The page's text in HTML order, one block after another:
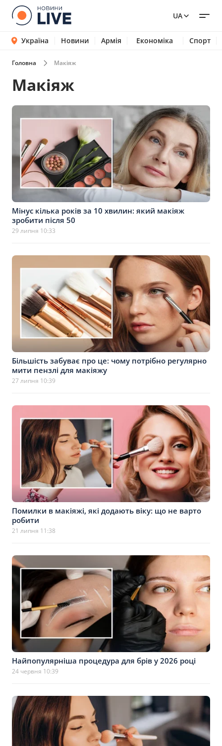
UA
Україна Новини Армія Економіка Спорт
Головна Макіяж
Макіяж
Мінус кілька років за 10 хвилин: який макіяж
зробити після 50
29 липня 10:33
Більшість забуває про це: чому потрібно регулярно
мити пензлі для макіяжу
27 липня 10:39
Помилки в макіяжі, які додають віку: що не варто
робити
21 липня 11:38
Найпопулярніша процедура для брів у 2026 році
24 червня 10:39